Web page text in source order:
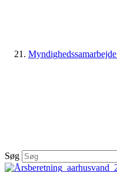
Myndighedssamarbejde
Søg